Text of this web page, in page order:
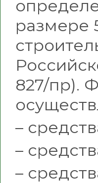
размере
827/пр).
–
–
–